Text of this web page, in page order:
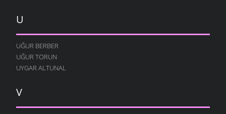
U
UĞUR BERBER
UĞUR TORUN
UYGAR ALTUNAL
V